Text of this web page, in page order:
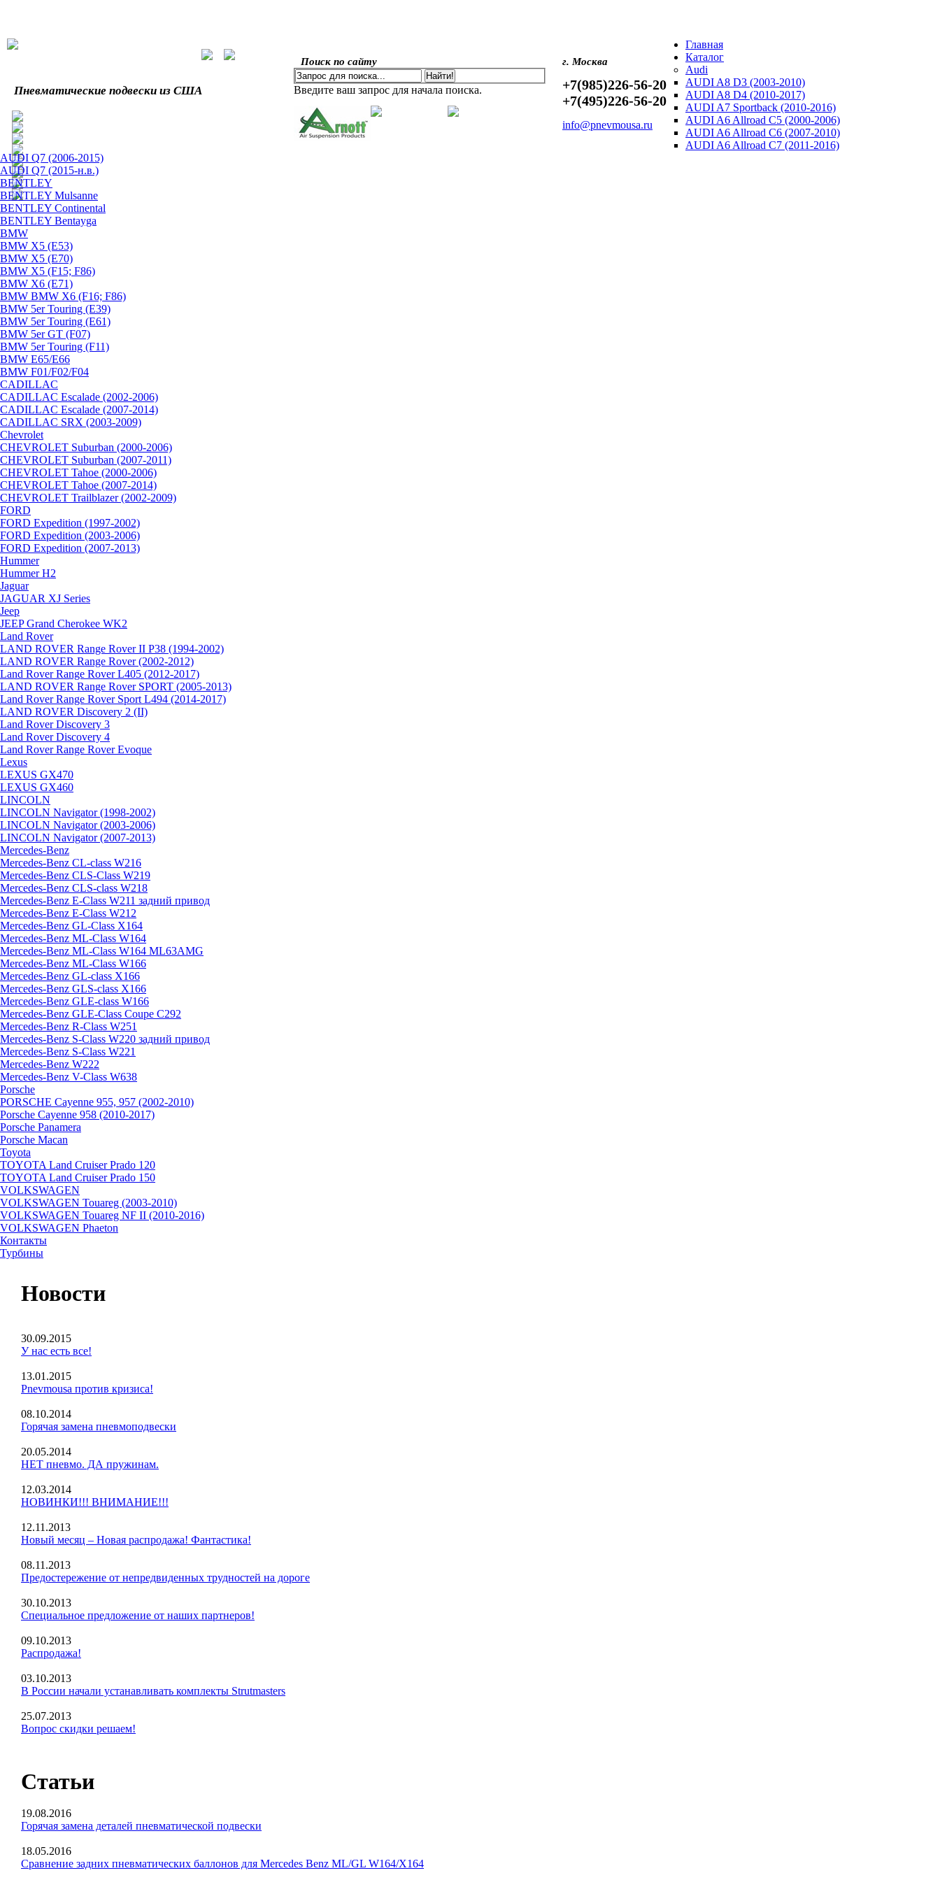
Пневматические подвески из США
Поиск по сайту
Введите ваш запрос для начала поиска.
г. Москва
+7(985)226-56-20
+7(495)226-56-20
info@pnevmousa.ru
Главная
Каталог
Audi
AUDI A8 D3 (2003-2010)
AUDI A8 D4 (2010-2017)
AUDI A7 Sportback (2010-2016)
AUDI A6 Allroad C5 (2000-2006)
AUDI A6 Allroad C6 (2007-2010)
AUDI A6 Allroad C7 (2011-2016)
AUDI Q7 (2006-2015)
AUDI Q7 (2015-н.в.)
BENTLEY
BENTLEY Mulsanne
BENTLEY Continental
BENTLEY Bentayga
BMW
BMW X5 (E53)
BMW X5 (E70)
BMW X5 (F15; F86)
BMW X6 (E71)
BMW BMW X6 (F16; F86)
BMW 5er Touring (E39)
BMW 5er Touring (E61)
BMW 5er GT (F07)
BMW 5er Touring (F11)
BMW E65/E66
BMW F01/F02/F04
CADILLAC
CADILLAC Escalade (2002-2006)
CADILLAC Escalade (2007-2014)
CADILLAC SRX (2003-2009)
Chevrolet
CHEVROLET Suburban (2000-2006)
CHEVROLET Suburban (2007-2011)
CHEVROLET Tahoe (2000-2006)
CHEVROLET Tahoe (2007-2014)
CHEVROLET Trailblazer (2002-2009)
FORD
FORD Expedition (1997-2002)
FORD Expedition (2003-2006)
FORD Expedition (2007-2013)
Hummer
Hummer H2
Jaguar
JAGUAR XJ Series
Jeep
JEEP Grand Cherokee WK2
Land Rover
LAND ROVER Range Rover II P38 (1994-2002)
LAND ROVER Range Rover (2002-2012)
Land Rover Range Rover L405 (2012-2017)
LAND ROVER Range Rover SPORT (2005-2013)
Land Rover Range Rover Sport L494 (2014-2017)
LAND ROVER Discovery 2 (II)
Land Rover Discovery 3
Land Rover Discovery 4
Land Rover Range Rover Evoque
Lexus
LEXUS GX470
LEXUS GX460
LINCOLN
LINCOLN Navigator (1998-2002)
LINCOLN Navigator (2003-2006)
LINCOLN Navigator (2007-2013)
Mercedes-Benz
Mercedes-Benz CL-class W216
Mercedes-Benz CLS-Class W219
Mercedes-Benz CLS-class W218
Mercedes-Benz E-Class W211 задний привод
Mercedes-Benz E-Class W212
Mercedes-Benz GL-Class X164
Mercedes-Benz ML-Class W164
Mercedes-Benz ML-Class W164 ML63AMG
Mercedes-Benz ML-Class W166
Mercedes-Benz GL-class X166
Mercedes-Benz GLS-class X166
Mercedes-Benz GLE-class W166
Mercedes-Benz GLE-Class Coupe С292
Mercedes-Benz R-Class W251
Mercedes-Benz S-Class W220 задний привод
Mercedes-Benz S-Class W221
Mercedes-Benz W222
Mercedes-Benz V-Class W638
Porsche
PORSCHE Cayenne 955, 957 (2002-2010)
Porsche Cayenne 958 (2010-2017)
Porsche Panamera
Porsche Macan
Toyota
TOYOTA Land Cruiser Prado 120
TOYOTA Land Cruiser Prado 150
VOLKSWAGEN
VOLKSWAGEN Touareg (2003-2010)
VOLKSWAGEN Touareg NF II (2010-2016)
VOLKSWAGEN Phaeton
Контакты
Турбины
Новости
30.09.2015
У нас есть все!
13.01.2015
Pnevmousa против кризиса!
08.10.2014
Горячая замена пневмоподвески
20.05.2014
НЕТ пневмо. ДА пружинам.
12.03.2014
НОВИНКИ!!! ВНИМАНИЕ!!!
12.11.2013
Новый месяц – Новая распродажа! Фантастика!
08.11.2013
Предостережение от непредвиденных трудностей на дороге
30.10.2013
Специальное предложение от наших партнеров!
09.10.2013
Распродажа!
03.10.2013
В России начали устанавливать комплекты Strutmasters
25.07.2013
Вопрос скидки решаем!
Статьи
19.08.2016
Горячая замена деталей пневматической подвески
18.05.2016
Сравнение задних пневматических баллонов для Mercedes Benz ML/GL W164/X164